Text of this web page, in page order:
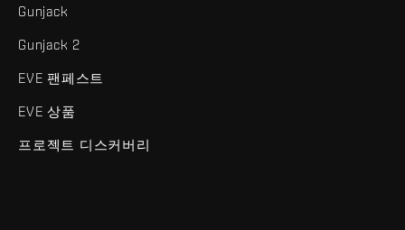
Gunjack
Gunjack 2
EVE 팬페스트
EVE 상품
프로젝트 디스커버리